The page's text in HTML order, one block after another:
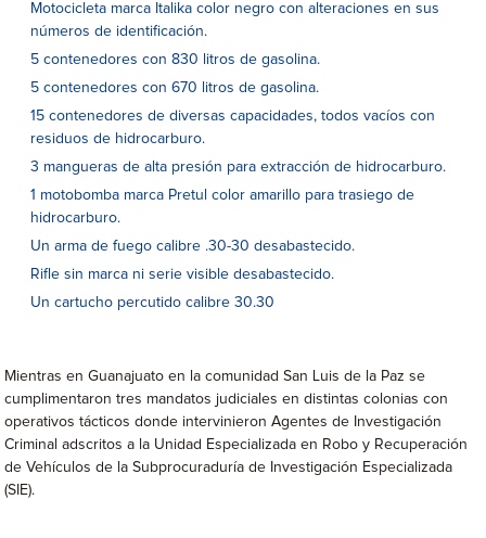
Motocicleta marca Italika color negro con alteraciones en sus
números de identificación.
5 contenedores con 830 litros de gasolina.
5 contenedores con 670 litros de gasolina.
15 contenedores de diversas capacidades, todos vacíos con
residuos de hidrocarburo.
3 mangueras de alta presión para extracción de hidrocarburo.
1 motobomba marca Pretul color amarillo para trasiego de
hidrocarburo.
Un arma de fuego calibre .30-30 desabastecido.
Rifle sin marca ni serie visible desabastecido.
Un cartucho percutido calibre 30.30
Mientras en Guanajuato en la comunidad San Luis de la Paz se
cumplimentaron tres mandatos judiciales en distintas colonias con
operativos tácticos donde intervinieron Agentes de Investigación
Criminal adscritos a la Unidad Especializada en Robo y Recuperación
de Vehículos de la Subprocuraduría de Investigación Especializada
(SIE).